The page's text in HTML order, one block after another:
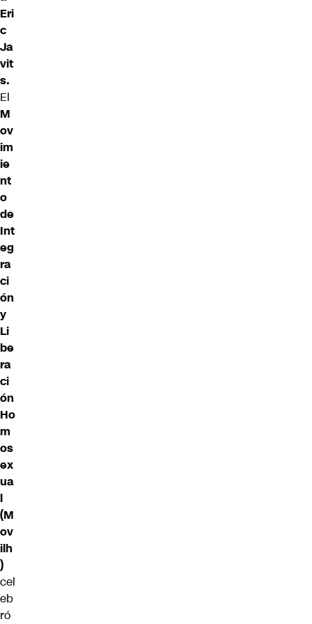
Eri
c
Ja
vit
s.
El
M
ov
im
ie
nt
o
de
Int
eg
ra
ci
ón
y
Li
be
ra
ci
ón
Ho
m
os
ex
ua
l
(M
ov
ilh
)
cel
eb
ró